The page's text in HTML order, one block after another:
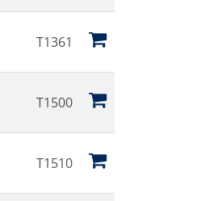
T1361
T1500
T1510